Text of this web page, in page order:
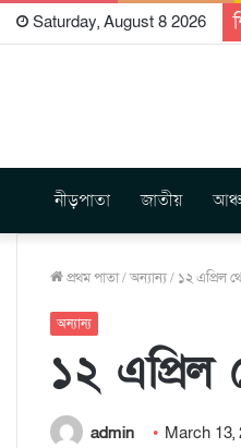
Saturday, August 8 2026
নীড়পাতা জাতীয়
প্রথম পাতা/অন্যান্য/ ১২ এপ্রিল
অন্যান্য
১২ এপ্রিল
admin March 13,